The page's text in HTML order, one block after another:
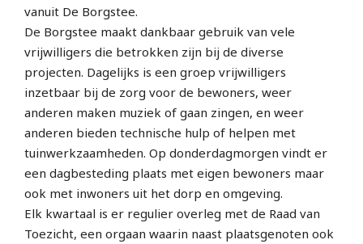
vanuit De Borgstee.
De Borgstee maakt dankbaar gebruik van vele
vrijwilligers die betrokken zijn bij de diverse
projecten. Dagelijks is een groep vrijwilligers
inzetbaar bij de zorg voor de bewoners, weer
anderen maken muziek of gaan zingen, en weer
anderen bieden technische hulp of helpen met
tuinwerkzaamheden. Op donderdagmorgen vindt er
een dagbesteding plaats met eigen bewoners maar
ook met inwoners uit het dorp en omgeving.
Elk kwartaal is er regulier overleg met de Raad van
Toezicht, een orgaan waarin naast plaatsgenoten ook